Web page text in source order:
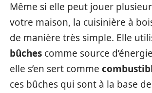
Même si elle peut jouer
votre maison, la cuisinière à
de manière très simple. Elle
bûches comme source
elle s’en sert comme
ces bûches qui sont à la base